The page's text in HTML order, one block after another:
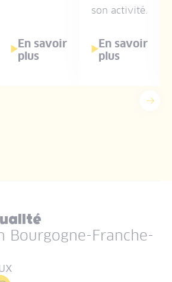
En savoir
plus
son activité.
En savoir
plus
Bourgogne-Franche-